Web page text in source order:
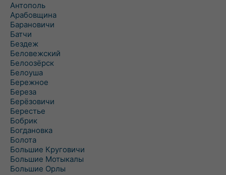
Антополь
Арабовщина
Барановичи
Батчи
Бездеж
Беловежский
Белоозёрск
Белоуша
Бережное
Береза
Берёзовичи
Берестье
Бобрик
Богдановка
Болота
Большие Круговичи
Большие Мотыкалы
Большие Орлы